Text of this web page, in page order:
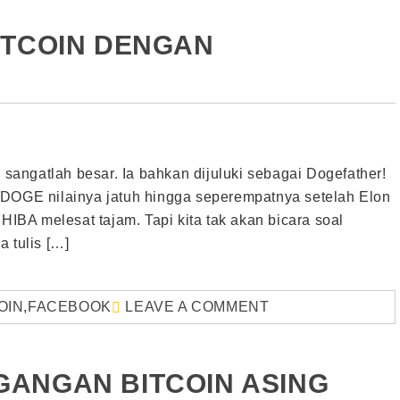
DENGAN
besar. Ia bahkan dijuluki sebagai Dogefather!
nilainya jatuh hingga seperempatnya setelah Elon
melesat tajam. Tapi kita tak akan bicara soal
tulis […]
, FACEBOOK LEAVE A COMMENT
BITCOIN ASING